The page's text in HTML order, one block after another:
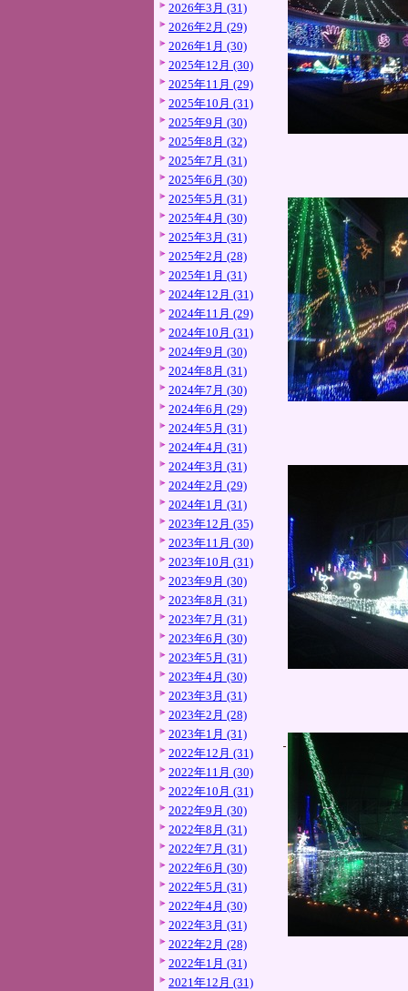
2026年3月 (31)
2026年2月 (29)
2026年1月 (30)
2025年12月 (30)
2025年11月 (29)
2025年10月 (31)
2025年9月 (30)
2025年8月 (32)
2025年7月 (31)
2025年6月 (30)
2025年5月 (31)
2025年4月 (30)
2025年3月 (31)
2025年2月 (28)
2025年1月 (31)
2024年12月 (31)
2024年11月 (29)
2024年10月 (31)
2024年9月 (30)
2024年8月 (31)
2024年7月 (30)
2024年6月 (29)
2024年5月 (31)
2024年4月 (31)
2024年3月 (31)
2024年2月 (29)
2024年1月 (31)
2023年12月 (35)
2023年11月 (30)
2023年10月 (31)
2023年9月 (30)
2023年8月 (31)
2023年7月 (31)
2023年6月 (30)
2023年5月 (31)
2023年4月 (30)
2023年3月 (31)
2023年2月 (28)
2023年1月 (31)
2022年12月 (31)
2022年11月 (30)
2022年10月 (31)
2022年9月 (30)
2022年8月 (31)
2022年7月 (31)
2022年6月 (30)
2022年5月 (31)
2022年4月 (30)
2022年3月 (31)
2022年2月 (28)
2022年1月 (31)
2021年12月 (31)